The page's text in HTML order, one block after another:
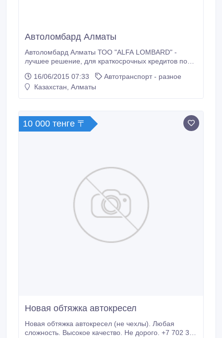
Автоломбард Алматы
Автоломбард Алматы ТОО "ALFA LOMBARD" -
лучшее решение, для краткосрочных кредитов под
Начиная с середины 2000-ных автоломбарды
начали набирать популярность, поскольку это
автоломбарде ALFA - Получить заём в нашем
автоломбарде довольно просто, вам понадобится
всего два документа – Тех.
16/06/2015 07:33
Автотранспорт - разное
Казахстан, Алматы
10 000 тенге 〒
Новая обтяжка автокресел
Новая обтяжка автокресел (не чехлы). Любая
сложность. Высокое качество. Не дорого. +7 702 393